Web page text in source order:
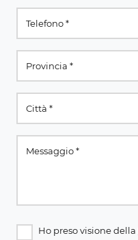
Ho preso visione della